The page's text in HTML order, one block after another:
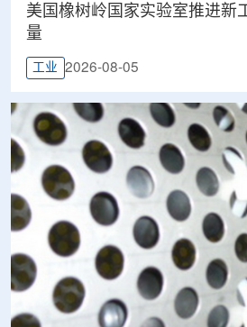
美国橡树岭国家实验室推进新
量
工业 2026-08-05